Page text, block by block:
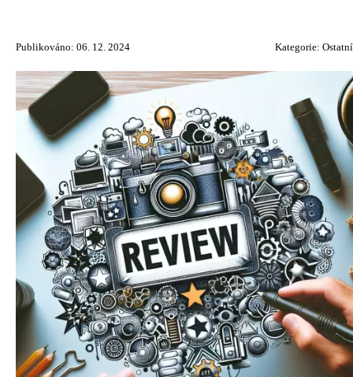
Publikováno: 06. 12. 2024 Kategorie: Ostatní